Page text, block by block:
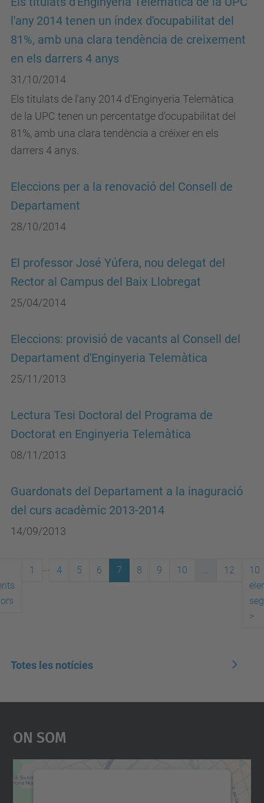
l'any 2014 tenen un índex d'ocupabilitat del
81%, amb una clara tendència de creixement
en els darrers 4 anys
31/10/2014
Els titulats de l'any 2014 d'Enginyeria Telemàtica
de la UPC tenen un percentatge d'ocupabilitat del
81%, amb una clara tendència a créixer en els
darrers 4 anys.
Eleccions per a la renovació del Consell de
Departament
28/10/2014
El professor José Yúfera, nou delegat del
Rector al Campus del Baix Llobregat
25/04/2014
Eleccions: provisió de vacants al Consell del
Departament d'Enginyeria Telemàtica
25/11/2013
Lectura Tesi Doctoral del Programa de
Doctorat en Enginyeria Telemàtica
08/11/2013
Guardonats del Departament a la inaguració
del curs acadèmic 2013-2014
14/09/2013
1 4 5 6 7 8 9 10 ... 12
10
>
Totes les notícies
On Som